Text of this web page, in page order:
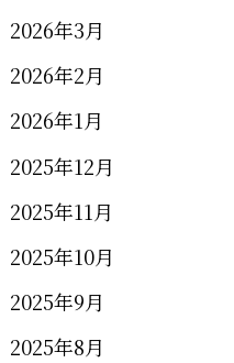
2026年3月
2026年2月
2026年1月
2025年12月
2025年11月
2025年10月
2025年9月
2025年8月